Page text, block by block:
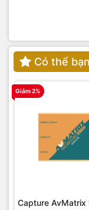
Có thể
Giảm 2%
Capture AvMatrix